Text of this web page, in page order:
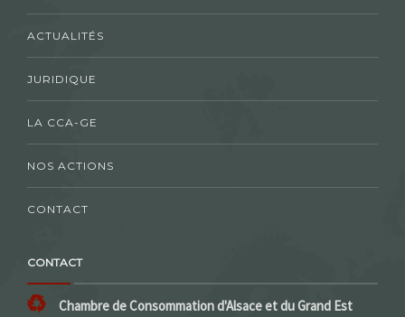
ACTUALITÉS
JURIDIQUE
LA CCA-GE
NOS ACTIONS
CONTACT
CONTACT
Chambre de Consommation d'Alsace et du Grand Est